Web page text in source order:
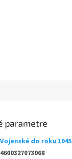
parametre
Vojenské do roku 1945
4600327073068